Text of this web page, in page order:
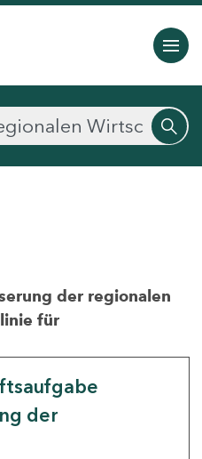
der regionalen
für
der